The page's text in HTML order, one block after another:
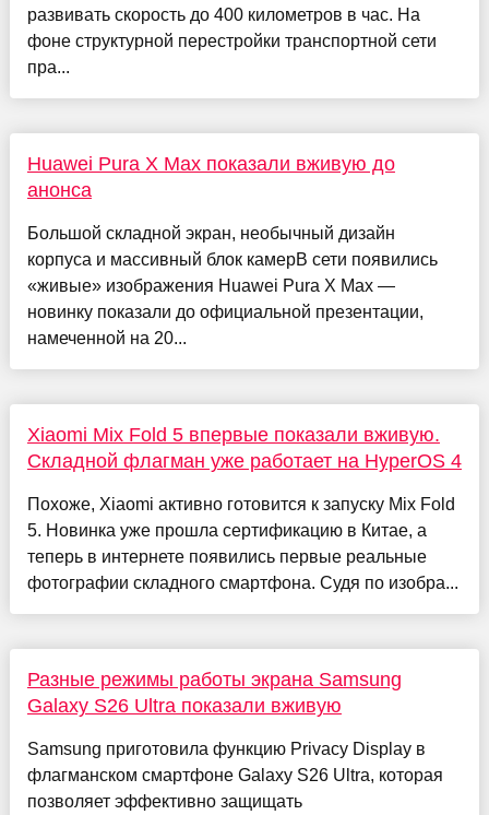
развивать скорость до 400 километров в час. На
фоне структурной перестройки транспортной сети
пра...
Huawei Pura X Max показали вживую до
анонса
Большой складной экран, необычный дизайн
корпуса и массивный блок камерВ сети появились
«живые» изображения Huawei Pura X Max —
новинку показали до официальной презентации,
намеченной на 20...
Xiaomi Mix Fold 5 впервые показали вживую.
Складной флагман уже работает на HyperOS 4
Похоже, Xiaomi активно готовится к запуску Mix Fold
5. Новинка уже прошла сертификацию в Китае, а
теперь в интернете появились первые реальные
фотографии складного смартфона. Судя по изобра...
Разные режимы работы экрана Samsung
Galaxy S26 Ultra показали вживую
Samsung приготовила функцию Privacy Display в
флагманском смартфоне Galaxy S26 Ultra, которая
позволяет эффективно защищать